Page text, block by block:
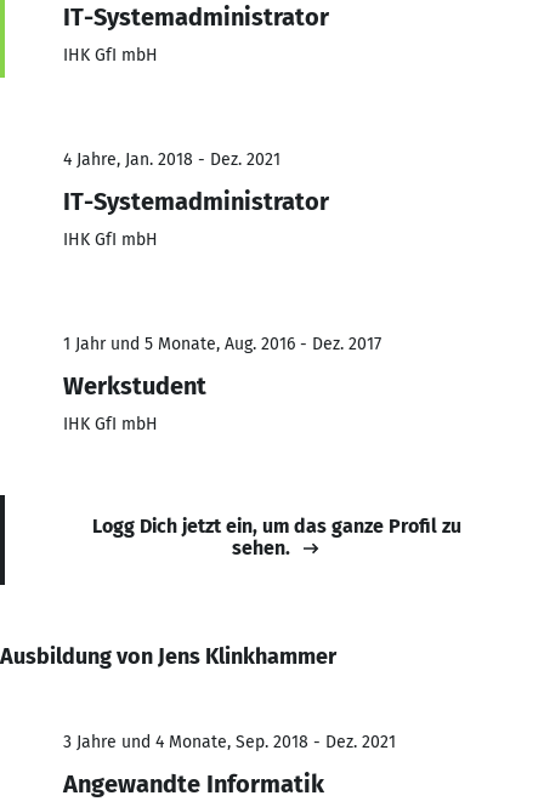
IT-Systemadministrator
IHK GfI mbH
4 Jahre, Jan. 2018 - Dez. 2021
IT-Systemadministrator
IHK GfI mbH
1 Jahr und 5 Monate, Aug. 2016 - Dez. 2017
Werkstudent
IHK GfI mbH
Logg Dich jetzt ein, um das ganze Profil zu
sehen.
Ausbildung von Jens Klinkhammer
3 Jahre und 4 Monate, Sep. 2018 - Dez. 2021
Angewandte Informatik